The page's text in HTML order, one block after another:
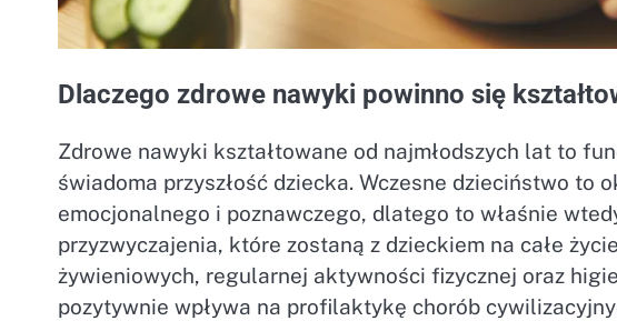
Dlaczego zdrowe nawyki powinno się
Zdrowe nawyki kształtowane od najmłodszych lat to
świadoma przyszłość dziecka. Wczesne dzieciństwo to
emocjonalnego i poznawczego, dlatego to właśnie
przyzwyczajenia, które zostaną z dzieckiem na całe
żywieniowych, regularnej aktywności fizycznej oraz
pozytywnie wpływa na profilaktykę chorób